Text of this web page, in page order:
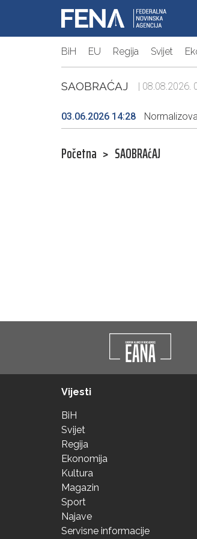
BiH EU Regija Svijet
SAOBRAĆAJ | 08.08.2026.
03.06.2026 14:28
Početna > SAOBRAćAJ
Vijesti
BiH
Svijet
Regija
Ekonomija
Kultura
Magazin
Sport
Najave
Servisne informacije